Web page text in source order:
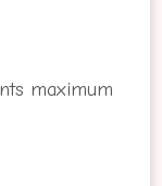
maximum